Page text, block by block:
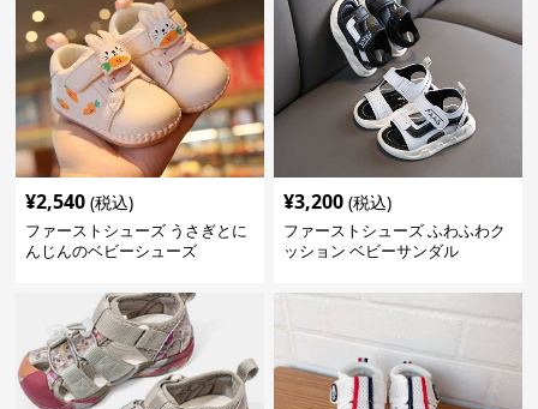
¥2,540 (税込)
ファーストシューズ うさぎとに
んじんのベビーシューズ
¥3,200 (税込)
ファーストシューズ ふわふわク
ッション ベビーサンダル